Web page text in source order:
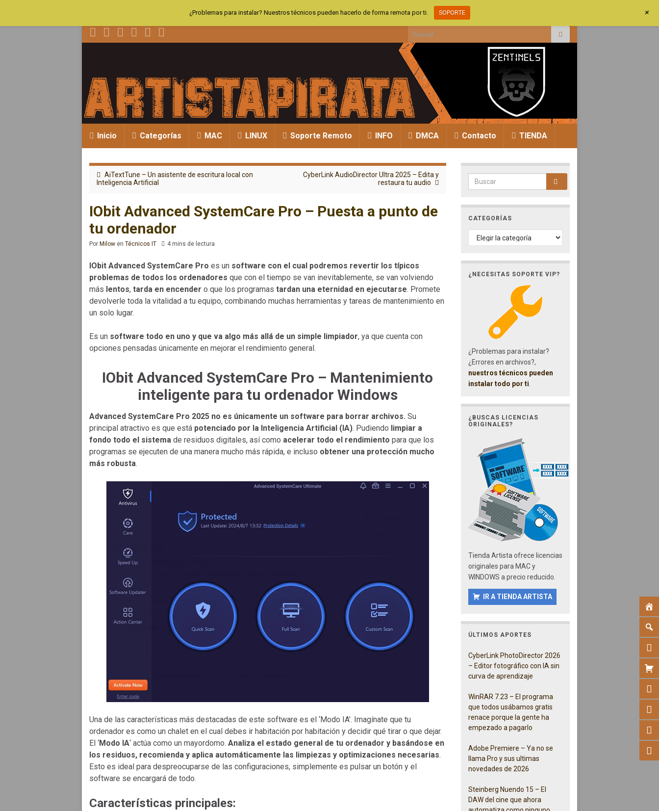
Search for:
Inicio Categorías MAC LINUX Soporte Remoto INFO DMCA Contacto TIENDA
AiTextTune – Un asistente de escritura local con
Inteligencia Artificial
CyberLink AudioDirector Ultra 2025 – Edita y
restaura tu audio
IObit Advanced SystemCare Pro – Puesta a punto de
tu ordenador
Por Milow en Técnicos IT 4 mins de lectura
IObit Advanced SystemCare Pro es un software con el cual podremos revertir los típicos
problemas de todos los ordenadores que con el tiempo se van inevitablemente, se van volviendo
más lentos, tarda en encender o que los programas tardan una eternidad en ejecutarse. Promete
devolverle toda la vitalidad a tu equipo, combinando muchas herramientas y tareas de mantenimiento en
un solo lugar.
Es un software todo en uno y que va algo más allá de un simple limpiador, ya que cuenta con
opciones pensadas únicamente en mejorar el rendimiento general.
IObit Advanced SystemCare Pro – Mantenimiento
inteligente para tu ordenador Windows
Advanced SystemCare Pro 2025 no es únicamente un software para borrar archivos. Su
principal atractivo es que está potenciado por la Inteligencia Artificial (IA). Pudiendo limpiar a
fondo todo el sistema de residuos digitales, así como acelerar todo el rendimiento para que los
programas se ejecuten de una manera mucho más rápida, e incluso obtener una protección mucho
más robusta.
Una de las características más destacadas de este software es el ‘Modo IA’. Imagínate que tu
ordenador es como un chalet en el cual debes ir habitación por habitación y decidir qué tirar o que dejar.
El ‘Modo IA‘ actúa como un mayordomo. Analiza el estado general de tu ordenador y basándose en
los residuos, recomienda y aplica automáticamente las limpiezas y optimizaciones necesarias.
Esto es ideal para despreocuparse de las configuraciones, simplemente es pulsar un botón y el
software se encargará de todo.
Características principales:
Search for:
CATEGORÍAS
CATEGORÍAS
¿NECESITAS SOPORTE VIP?
¿Problemas para instalar?
¿Errores en archivos?,
nuestros técnicos pueden
instalar todo por ti
¿BUSCAS LICENCIAS
ORIGINALES?
Tienda Artista ofrece licencias
originales para MAC y
WINDOWS a precio reducido.
IR A TIENDA ARTISTA
ÚLTIMOS APORTES
CyberLink PhotoDirector 2026
– Editor fotográfico con IA sin
curva de aprendizaje
WinRAR 7.23 – El programa
que todos usábamos gratis
renace porque la gente ha
empezado a pagarlo
Adobe Premiere – Ya no se
llama Pro y sus ultimas
novedades de 2026
Steinberg Nuendo 15 – El
DAW del cine que ahora
¿Problemas para instalar? Nuestros técnicos pueden hacerlo de forma remota por ti. SOPORTE +